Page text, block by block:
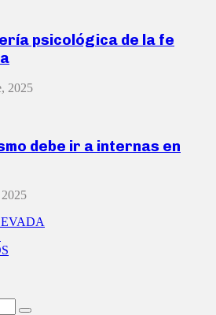
psicológica de la fe
2025
debe ir a internas en